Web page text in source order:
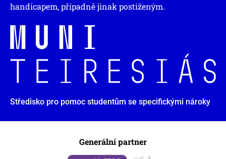
handicapem, případně jinak postiženým.
Středisko pro pomoc studentům se specifickými nároky
Generální partner